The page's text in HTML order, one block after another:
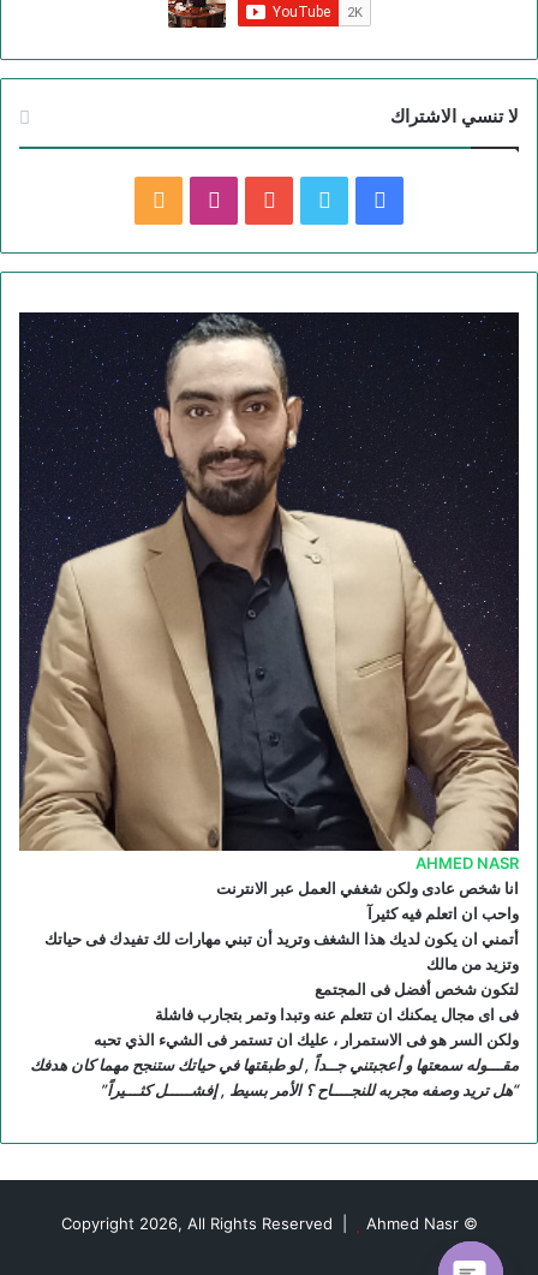
لا تنسي الاشتراك
ي
و
ك
و
ت
ر
و
ي
و
ب
ن
ت
ق
ر
ا
م
ل
ص
ا
ل
م
و
ق
AHMED NASR
انا شخص عادى ولكن شغفي العمل عبر الانترنت
واحب ان اتعلم فيه كثيرآ
أتمني ان يكون لديك هذا الشغف وتريد أن تبني مهارات لك تفيدك فى حياتك
وتزيد من مالك
لتكون شخص أفضل فى المجتمع
فى اى مجال يمكنك ان تتعلم عنه وتبدا وتمر بتجارب فاشلة
ولكن السر هو فى الاستمرار ، عليك ان تستمر فى الشيء الذي تحبه
مقـــوله سمعتها و أعجبتني جــداً , لو طبقتها في حياتك ستنجح مهما كان هدفك
“هل تريد وصفه مجربه للنجــــاح ؟ الأمر بسيط , إفشـــــل كثـــيراً”
© Copyright 2026, All Rights Reserved |
Ahmed Nasr